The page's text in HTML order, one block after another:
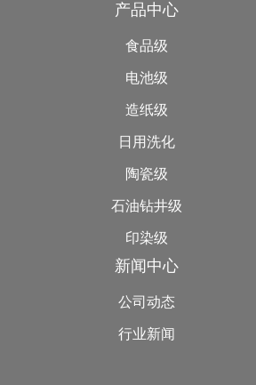
产品中心
食品级
电池级
造纸级
日用洗化
陶瓷级
石油钻井级
印染级
新闻中心
公司动态
行业新闻